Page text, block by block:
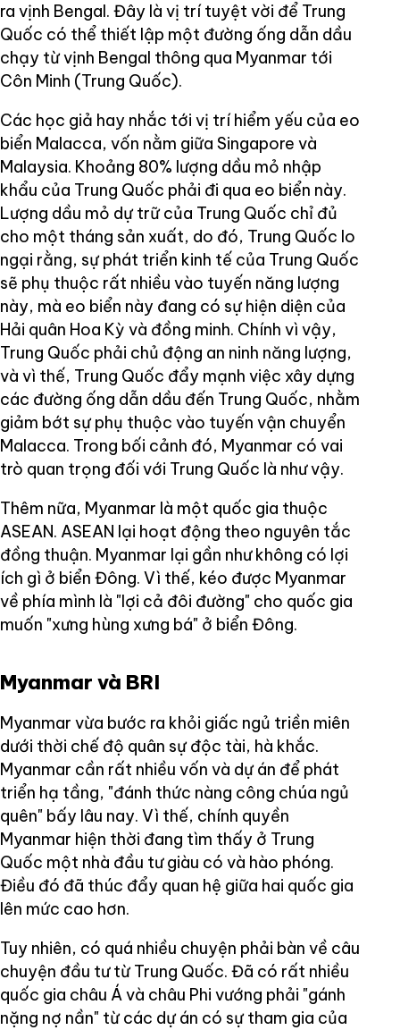
ra vịnh Bengal. Đây là vị trí tuyệt vời để Trung
Quốc có thể thiết lập một đường ống dẫn dầu
chạy từ vịnh Bengal thông qua Myanmar tới
Côn Minh (Trung Quốc).
Các học giả hay nhắc tới vị trí hiểm yếu của eo
biển Malacca, vốn nằm giữa Singapore và
Malaysia. Khoảng 80% lượng dầu mỏ nhập
khẩu của Trung Quốc phải đi qua eo biển này.
Lượng dầu mỏ dự trữ của Trung Quốc chỉ đủ
cho một tháng sản xuất, do đó, Trung Quốc lo
ngại rằng, sự phát triển kinh tế của Trung Quốc
sẽ phụ thuộc rất nhiều vào tuyến năng lượng
này, mà eo biển này đang có sự hiện diện của
Hải quân Hoa Kỳ và đồng minh. Chính vì vậy,
Trung Quốc phải chủ động an ninh năng lượng,
và vì thế, Trung Quốc đẩy mạnh việc xây dựng
các đường ống dẫn dầu đến Trung Quốc, nhằm
giảm bớt sự phụ thuộc vào tuyến vận chuyển
Malacca. Trong bối cảnh đó, Myanmar có vai
trò quan trọng đối với Trung Quốc là như vậy.
Thêm nữa, Myanmar là một quốc gia thuộc
ASEAN. ASEAN lại hoạt động theo nguyên tắc
đồng thuận. Myanmar lại gần như không có lợi
ích gì ở biển Đông. Vì thế, kéo được Myanmar
về phía mình là "lợi cả đôi đường" cho quốc gia
muốn "xưng hùng xưng bá" ở biển Đông.
Myanmar và BRI
Myanmar vừa bước ra khỏi giấc ngủ triền miên
dưới thời chế độ quân sự độc tài, hà khắc.
Myanmar cần rất nhiều vốn và dự án để phát
triển hạ tầng, "đánh thức nàng công chúa ngủ
quên" bấy lâu nay. Vì thế, chính quyền
Myanmar hiện thời đang tìm thấy ở Trung
Quốc một nhà đầu tư giàu có và hào phóng.
Điều đó đã thúc đẩy quan hệ giữa hai quốc gia
lên mức cao hơn.
Tuy nhiên, có quá nhiều chuyện phải bàn về câu
chuyện đầu tư từ Trung Quốc. Đã có rất nhiều
quốc gia châu Á và châu Phi vướng phải "gánh
nặng nợ nần" từ các dự án có sự tham gia của